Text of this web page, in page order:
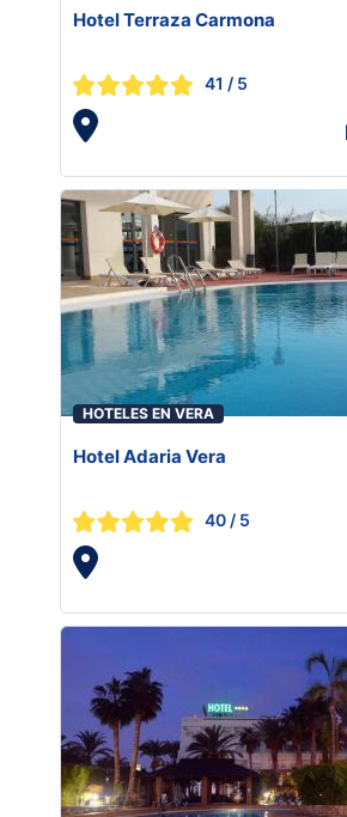
Hotel Terraza Carmona
41 / 5
HOTELES EN VERA
Hotel Adaria Vera
40 / 5